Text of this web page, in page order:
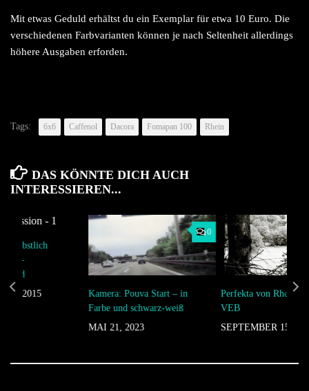
Mit etwas Geduld erhältst du ein Exemplar für etwa 10 Euro. Die
verschiedenen Farbvarianten können je nach Seltenheit allerdings
höhere Ausgaben erforden.
Tags: 6x6 Caffenol Dacora Fomapan 100 Rhein
DAS KÖNNTE DICH AUCH
INTERESSIEREN...
0
Kamera: Pouva Start – in
Farbe und schwarz-weiß
MAI 21, 2023
Perfekta von
VEB
SEPTEMBER 15,
herbstlich
–
4, 2015